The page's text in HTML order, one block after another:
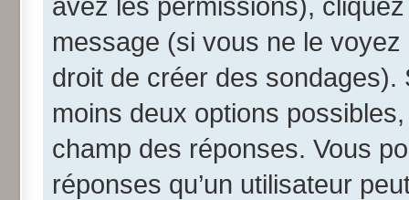
message (si vous ne le
droit de créer des
moins deux options
champ des réponses. Vous
réponses qu’un utilisateur